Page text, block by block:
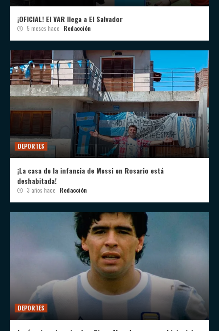
¡OFICIAL! El VAR llega a El Salvador
5 meses hace Redacción
DEPORTES
¡La casa de la infancia de Messi en Rosario está
deshabitada!
3 años hace Redacción
DEPORTES